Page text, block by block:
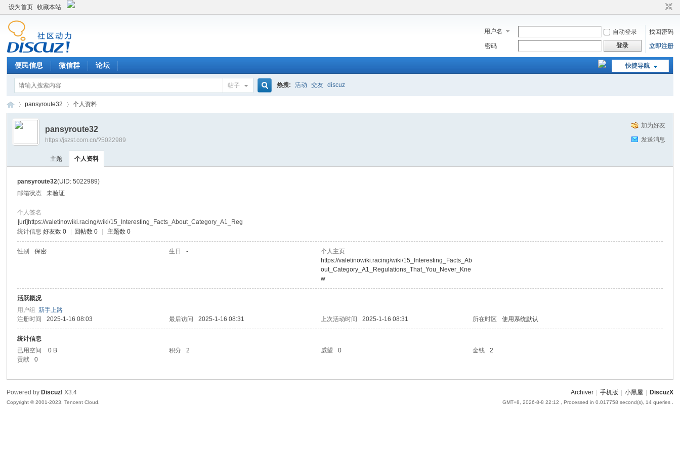
设为首页 收藏本站
用户名 自动登录
找回密码
密码
登录 立即注册
快捷导航
便民信息 微信群 论坛
帖子 热搜: 活动 交友 discuz
›
pansyroute32 个人资料
加为好友
发送消息
pansyroute32
https://jszst.com.cn/?5022989
主题 个人资料
pansyroute32(UID: 5022989)
邮箱状态
未验证
个人签名
[url]https://valetinowiki.racing/wiki/15_Interesting_Facts_About_Category_A1_Reg
统计信息 好友数 0 回帖数 0 主题数 0
性别 保密 生日 -
个人主页
https://valetinowiki.racing/wiki/15_Interesting_Facts_Ab
out_Category_A1_Regulations_That_You_Never_Kne
w
活跃概况
用户组新手上路
注册时间
2025-1-16 08:03 最后访问 2025-1-16 08:31 上次活动时间 2025-1-16 08:31 所在时区 使用系统默认
统计信息
已用空间
0 B 积分 2 威望 0 金钱
2
贡献
0
Archiver 手机版 小黑屋 DiscuzX
GMT+8, 2026-8-8 22:12 , Processed in 0.017758 second(s), 14 queries .
Powered by Discuz! X3.4
Copyright © 2001-2023, Tencent Cloud.